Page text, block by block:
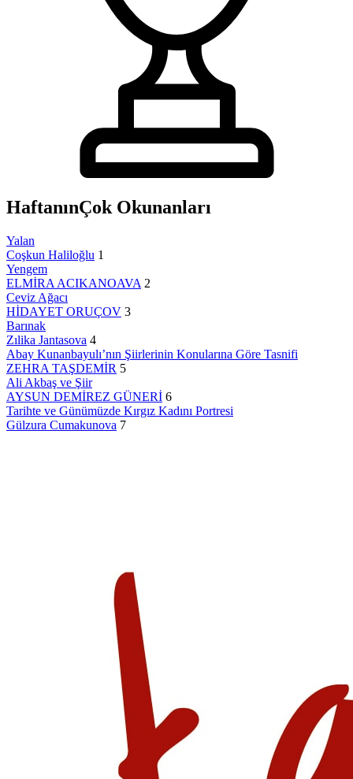
HaftanınÇok Okunanları
Yalan
Coşkun Haliloğlu 1
Yengem
ELMİRA ACIKANOAVA 2
Ceviz Ağacı
HİDAYET ORUÇOV 3
Barınak
Zılika Jantasova 4
Abay Kunanbayulı’nın Şiirlerinin Konularına Göre Tasnifi
ZEHRA TAŞDEMİR 5
Ali Akbaş ve Şiir
AYSUN DEMİREZ GÜNERİ 6
Tarihte ve Günümüzde Kırgız Kadını Portresi
Gülzura Cumakunova 7